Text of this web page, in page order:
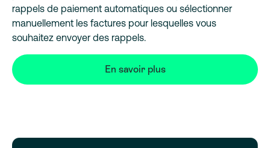
rappels de paiement automatiques ou sélectionner
manuellement les factures pour lesquelles vous
souhaitez envoyer des rappels.
En savoir plus